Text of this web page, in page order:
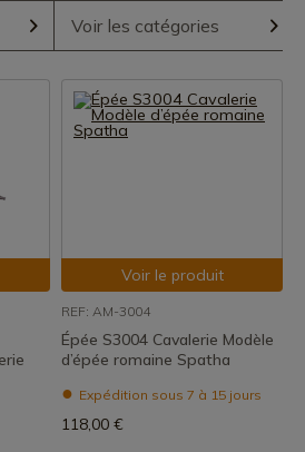
Voir les catégories
Voir le produit
REF: AM-3004
Épée S3004 Cavalerie Modèle
d’épée romaine Spatha
Expédition sous 7 à 15 jours
118,00 €